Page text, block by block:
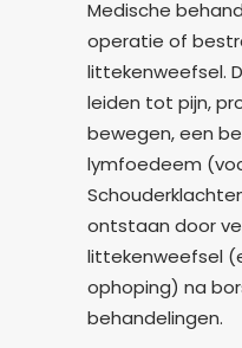
Medische
operatie of
littekenweefsel.
leiden tot pijn,
bewegen, een
lymfoedeem
ontstaan door
littekenweefsel
ophoping) na
behandelingen.